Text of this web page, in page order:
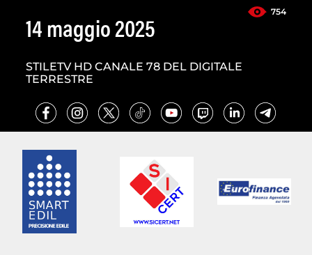
754
14 maggio 2025
STILETV HD CANALE 78 DEL DIGITALE
TERRESTRE